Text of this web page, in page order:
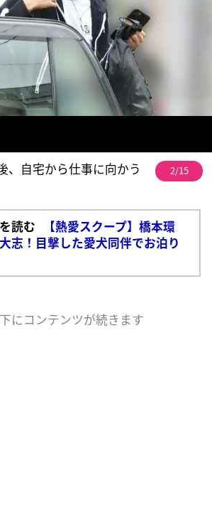
、自宅から仕事に向かう
2/15
読む
【熱愛スクープ】橋本環
！目撃した愛犬同伴でお泊り
にコンテンツが続きます